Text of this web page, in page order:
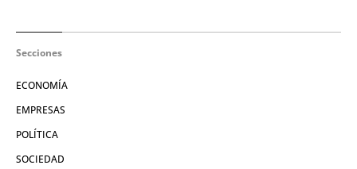
Secciones
ECONOMÍA
EMPRESAS
POLÍTICA
SOCIEDAD